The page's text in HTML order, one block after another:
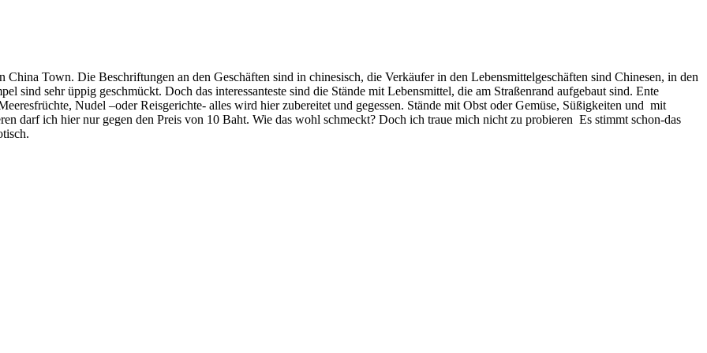
Town. Die Beschriftungen an den Geschäften sind in chinesisch, die Verkäufer in den Lebensmittelgeschäften sind Chinesen, in den
sind sehr üppig geschmückt. Doch das interessanteste sind die Stände mit Lebensmittel, die am Straßenrand aufgebaut sind. Ente
Nudel –oder Reisgerichte- alles wird hier zubereitet und gegessen. Stände mit Obst oder Gemüse, Süßigkeiten und mit
darf ich hier nur gegen den Preis von 10 Baht. Wie das wohl schmeckt? Doch ich traue mich nicht zu probieren Es stimmt schon-das